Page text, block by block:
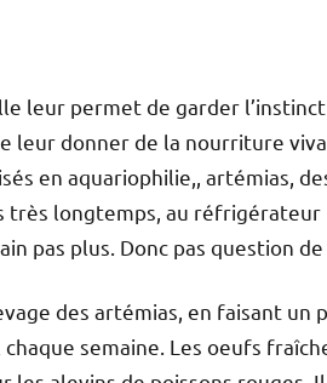
leur permet de garder
leur donner de la nourriture
en aquariophilie,, artémias,
longtemps, au
pas plus. Donc pas question
des artémias, en faisant un
semaine. Les oeufs